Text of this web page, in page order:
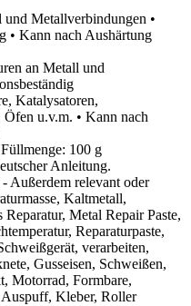
Metallverbindungen •
• Kann nach Aushärtung
an Metall und
Katalysatoren,
u.v.m. • Kann nach
100 g
Anleitung.
Außerdem relevant oder
Kaltmetall,
Metal Repair Paste,
Reparaturpaste,
verarbeiten,
Gusseisen, Schweißen,
Motorrad, Formbare,
Kleber, Roller